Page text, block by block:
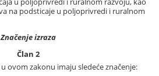
na podsticaje u poljoprivredi i ruralnom
Značenje izraza
Član 2
ovom zakonu imaju sledeće značenje: